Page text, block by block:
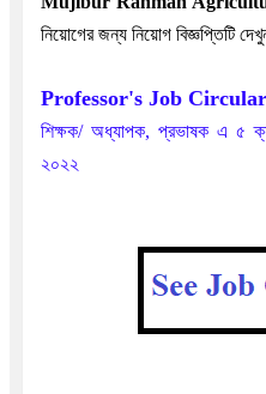
নিয়োগের জন্য নিয়োগ বিজ্ঞপ্তিটি
Professor's Job
শিক্ষক/ অধ্যাপক, প্রভাষক এ ৫
২০২২